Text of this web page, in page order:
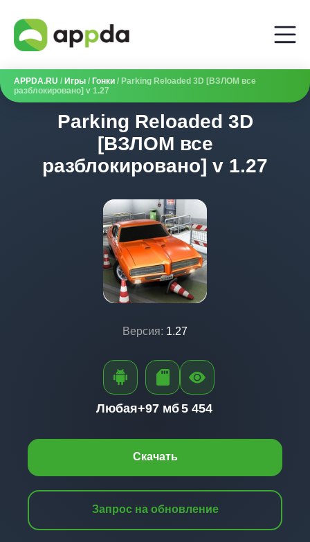
APPDA.RU / Игры / Гонки / Parking Reloaded 3D [ВЗЛОМ все
разблокировано] v 1.27
Parking Reloaded 3D
[ВЗЛОМ все
разблокировано] v 1.27
Версия: 1.27
Скачать
Запрос на обновление
Любая+97 мб5 454